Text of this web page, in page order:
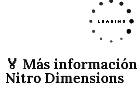
🏅 Más
Nitro Dimensions